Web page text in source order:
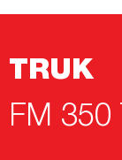
TRUK
FM 350